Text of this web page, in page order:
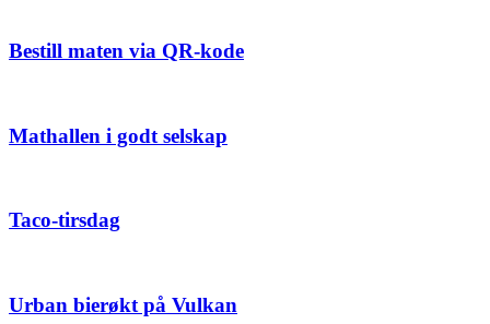
Bestill maten via QR-kode
Mathallen i godt selskap
Taco-tirsdag
Urban bierøkt på Vulkan